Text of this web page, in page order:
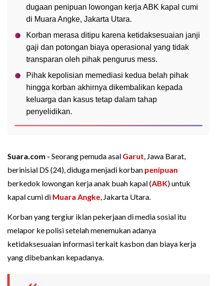
dugaan penipuan lowongan kerja ABK kapal cumi
di Muara Angke, Jakarta Utara.
Korban merasa ditipu karena ketidaksesuaian janji
gaji dan potongan biaya operasional yang tidak
transparan oleh pihak pengurus mess.
Pihak kepolisian memediasi kedua belah pihak
hingga korban akhirnya dikembalikan kepada
keluarga dan kasus tetap dalam tahap
penyelidikan.
Suara.com - Seorang pemuda asal Garut, Jawa Barat,
berinisial DS (24), diduga menjadi korban penipuan
berkedok lowongan kerja anak buah kapal (ABK) untuk
kapal cumi di Muara Angke, Jakarta Utara.
Korban yang tergiur iklan pekerjaan di media sosial itu
melapor ke polisi setelah menemukan adanya
ketidaksesuaian informasi terkait kasbon dan biaya kerja
yang dibebankan kepadanya.